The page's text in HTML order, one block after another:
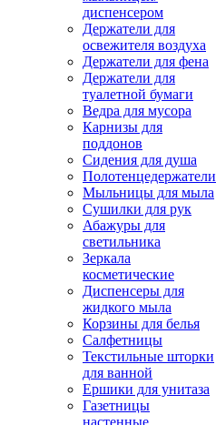
диспенсером
Держатели для
освежителя воздуха
Держатели для фена
Держатели для
туалетной бумаги
Ведра для мусора
Карнизы для
поддонов
Сидения для душа
Полотенцедержатели
Мыльницы для мыла
Сушилки для рук
Абажуры для
светильника
Зеркала
косметические
Диспенсеры для
жидкого мыла
Корзины для белья
Салфетницы
Текстильные шторки
для ванной
Ершики для унитаза
Газетницы
настенные